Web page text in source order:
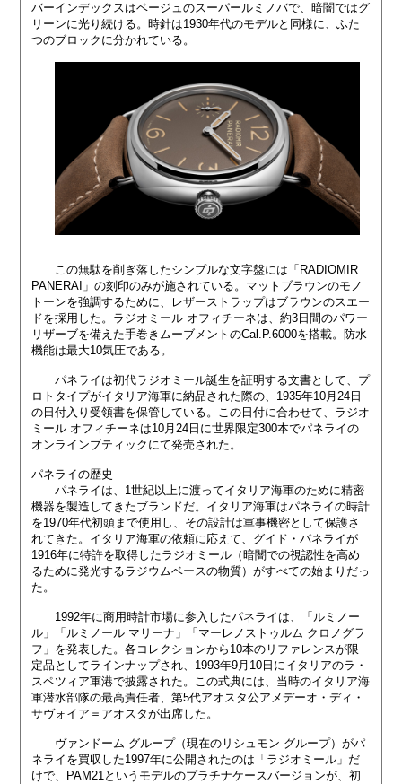
バーインデックスはベージュのスーパールミノバで、暗闇ではグ
リーンに光り続ける。時針は1930年代のモデルと同様に、ふた
つのブロックに分かれている。
この無駄を削ぎ落したシンプルな文字盤には「RADIOMIR
PANERAI」の刻印のみが施されている。マットブラウンのモノ
トーンを強調するために、レザーストラップはブラウンのスエー
ドを採用した。ラジオミール オフィチーネは、約3日間のパワー
リザーブを備えた手巻きムーブメントのCal.P.6000を搭載。防水
機能は最大10気圧である。
パネライは初代ラジオミール誕生を証明する文書として、プ
ロトタイプがイタリア海軍に納品された際の、1935年10月24日
の日付入り受領書を保管している。この日付に合わせて、ラジオ
ミール オフィチーネは10月24日に世界限定300本でパネライの
オンラインブティックにて発売された。
パネライの歴史
パネライは、1世紀以上に渡ってイタリア海軍のために精密
機器を製造してきたブランドだ。イタリア海軍はパネライの時計
を1970年代初頭まで使用し、その設計は軍事機密として保護さ
れてきた。イタリア海軍の依頼に応えて、グイド・パネライが
1916年に特許を取得したラジオミール（暗闇での視認性を高め
るために発光するラジウムベースの物質）がすべての始まりだっ
た。
1992年に商用時計市場に参入したパネライは、「ルミノー
ル」「ルミノール マリーナ」「マーレノストゥルム クロノグラ
フ」を発表した。各コレクションから10本のリファレンスが限
定品としてラインナップされ、1993年9月10日にイタリアのラ・
スペツィア軍港で披露された。この式典には、当時のイタリア海
軍潜水部隊の最高責任者、第5代アオスタ公アメデーオ・ディ・
サヴォイア＝アオスタが出席した。
ヴァンドーム グループ（現在のリシュモン グループ）がパ
ネライを買収した1997年に公開されたのは「ラジオミール」だ
けで、PAM21というモデルのプラチナケースバージョンが、初